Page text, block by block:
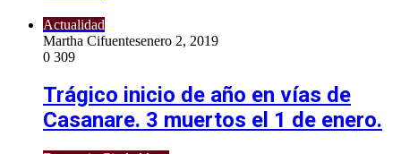
Actualidad
Martha Cifuentesenero 2, 2019
0 309
Trágico inicio de año en vías de
Casanare. 3 muertos el 1 de enero.